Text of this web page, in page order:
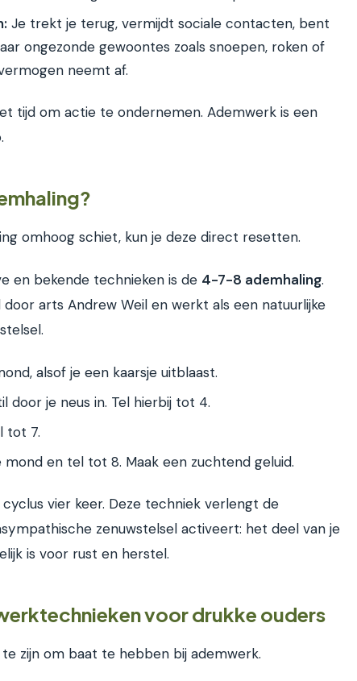
Je trekt je terug, vermijdt sociale contacten, bent
ongezonde gewoontes zoals snoepen, roken of
neemt af.
tijd om actie te ondernemen. Ademwerk is een
omhoog schiet, kun je deze direct resetten.
en bekende technieken is de 4-7-8 ademhaling.
arts Andrew Weil en werkt als een natuurlijke
alsof je een kaarsje uitblaast.
door je neus in. Tel hierbij tot 4.
tot 7.
en tel tot 8. Maak een zuchtend geluid.
vier keer. Deze techniek verlengt de
zenuwstelsel activeert: het deel van je
is voor rust en herstel.
voor drukke ouders
zijn om baat te hebben bij ademwerk.